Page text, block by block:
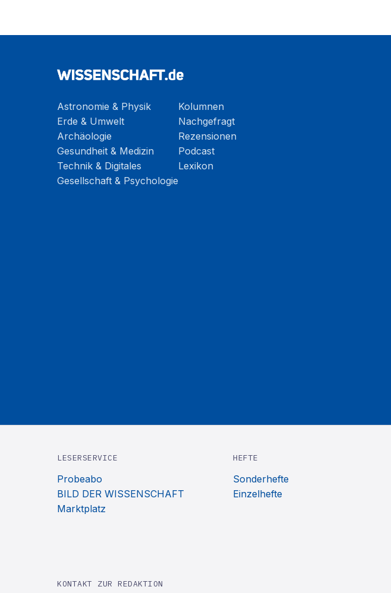
Astronomie & Physik
Erde & Umwelt
Archäologie
Gesundheit & Medizin
Technik & Digitales
Gesellschaft & Psychologie
Kolumnen
Nachgefragt
Rezensionen
Podcast
Lexikon
LESERSERVICE
Probeabo
BILD DER WISSENSCHAFT
Marktplatz
HEFTE
Sonderhefte
Einzelhefte
KONTAKT ZUR REDAKTION